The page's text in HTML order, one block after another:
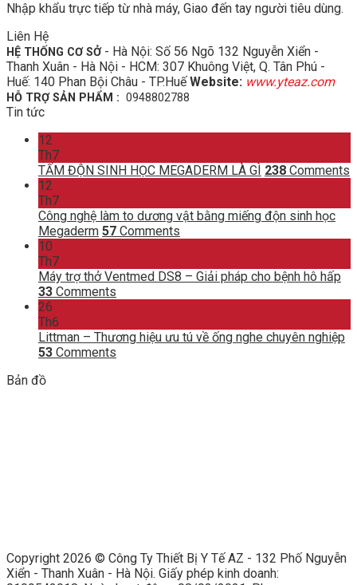
Nhập khẩu trực tiếp từ nhà máy, Giao đến tay người tiêu dùng.
Liên Hệ
HỆ THỐNG CƠ SỞ - Hà Nội: Số 56 Ngõ 132 Nguyễn Xiển -
Thanh Xuân - Hà Nội - HCM: 307 Khuông Việt, Q. Tân Phú -
Huế: 140 Phan Bội Châu - TP.HuếWebsite: www.yteaz.com
HỖ TRỢ SẢN PHẨM : 0948802788
Tin tức
12
Th7
TẤM ĐỘN SINH HỌC MEGADERM LÀ GÌ 238 Comments
12
Th7
Công nghệ làm to dương vật bằng miếng độn sinh học
Megaderm 57 Comments
10
Th7
Máy trợ thở Ventmed DS8 – Giải pháp cho bệnh hô hấp
33 Comments
26
Th6
Littman – Thương hiệu ưu tú về ống nghe chuyên nghiệp
53 Comments
Bản đồ
Copyright 2026 © Công Ty Thiết Bị Y Tế AZ - 132 Phố Nguyễn
Xiển - Thanh Xuân - Hà Nội. Giấy phép kinh doanh: